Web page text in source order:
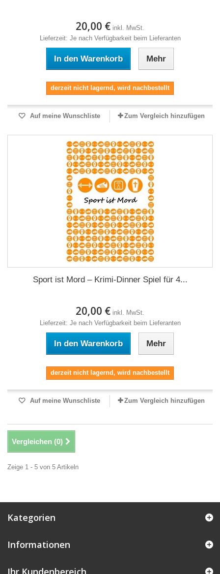
20,00 € inkl. MwSt.
Lieferzeit: Je nach Verfügbarkeit beim Lieferanten
In den Warenkorb Mehr
derzeit nicht lagernd, wird nachbestellt
Auf meine Wunschliste Zum Vergleich hinzufügen
Sport ist Mord – Krimi-Dinner Spiel für 4...
20,00 € inkl. MwSt.
Lieferzeit: Je nach Verfügbarkeit beim Lieferanten
In den Warenkorb Mehr
derzeit nicht lagernd, wird nachbestellt
Auf meine Wunschliste Zum Vergleich hinzufügen
Vergleichen (0)
Zeige 1 - 5 von 5 Artikeln
Kategorien
Informationen
Ihr Kundenbereich